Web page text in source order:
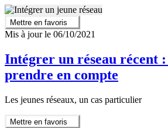
Mettre en favoris
Mis à jour le 06/10/2021
Intégrer un réseau récent :
prendre en compte
Les jeunes réseaux, un cas particulier
Mettre en favoris